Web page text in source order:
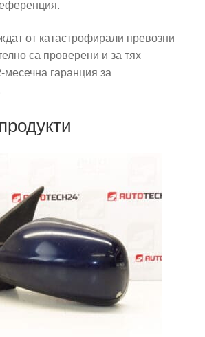
от катастрофирали превозни
са проверени и за тях
гаранция за